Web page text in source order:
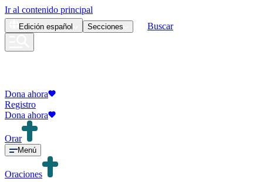
Ir al contenido principal
Edición español Secciones Buscar
Dona ahora
Registro
Dona ahora
Orar
Menú
Oraciones